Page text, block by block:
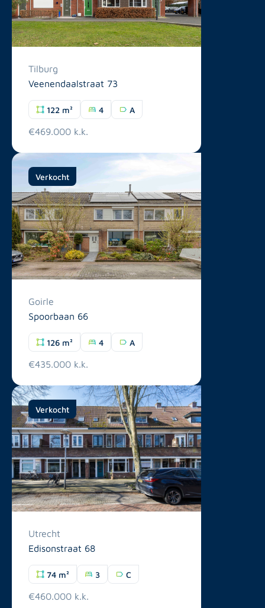
Tilburg
Veenendaalstraat 73
122 m² 4 A
€469.000 k.k.
Verkocht
Goirle
Spoorbaan 66
126 m² 4 A
€435.000 k.k.
Verkocht
Utrecht
Edisonstraat 68
74 m² 3 C
€460.000 k.k.